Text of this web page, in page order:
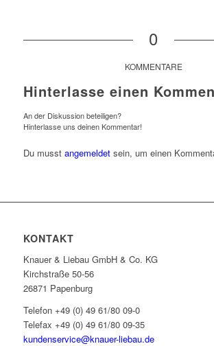
0
KOMMENTARE
Hinterlasse einen
An der Diskussion beteiligen?
Hinterlasse uns deinen Kommentar!
Du musst angemeldetsein, um einen
KONTAKT
Knauer & Liebau GmbH & Co. KG
Kirchstraße 50-56
26871 Papenburg
Telefon +49 (0) 49 61/80 09-0
Telefax +49 (0) 49 61/80 09-35
kundenservice@knauer-liebau.de